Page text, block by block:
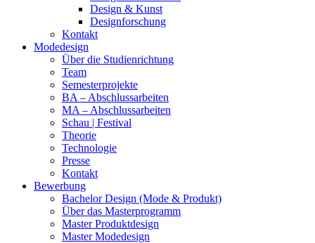
Design & Kunst
Designforschung
Kontakt
Modedesign
Über die Studienrichtung
Team
Semesterprojekte
BA – Abschlussarbeiten
MA – Abschlussarbeiten
Schau | Festival
Theorie
Technologie
Presse
Kontakt
Bewerbung
Bachelor Design (Mode & Produkt)
Über das Masterprogramm
Master Produktdesign
Master Modedesign